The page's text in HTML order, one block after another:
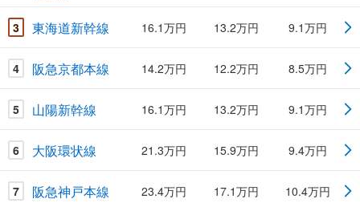
3 東海道新幹線 16.1万円 13.2万円 9.1万円
4 阪急京都本線 14.2万円 12.2万円 8.5万円
5 山陽新幹線 16.1万円 13.2万円 9.1万円
6 大阪環状線 21.3万円 15.9万円 9.4万円
7 阪急神戸本線 23.4万円 17.1万円 10.4万円